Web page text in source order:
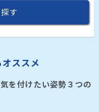
す
ススメ
を付けたい姿勢３つの